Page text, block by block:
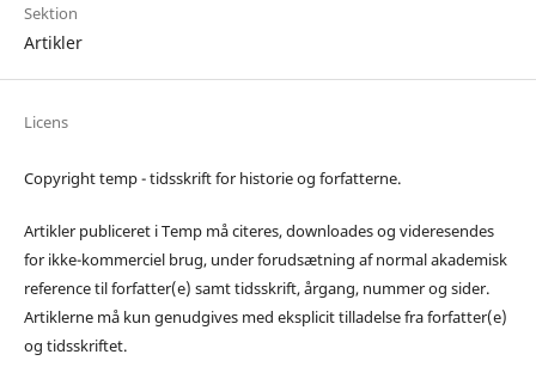
Sektion
Artikler
Licens
Copyright temp - tidsskrift for historie og forfatterne.
Artikler publiceret i Temp må citeres, downloades og videresendes
for ikke-kommerciel brug, under forudsætning af normal akademisk
reference til forfatter(e) samt tidsskrift, årgang, nummer og sider.
Artiklerne må kun genudgives med eksplicit tilladelse fra forfatter(e)
og tidsskriftet.